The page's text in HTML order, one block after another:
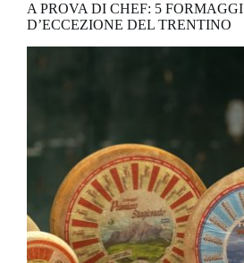
A PROVA DI CHEF: 5 FORMAGGI
D’ECCEZIONE DEL TRENTINO